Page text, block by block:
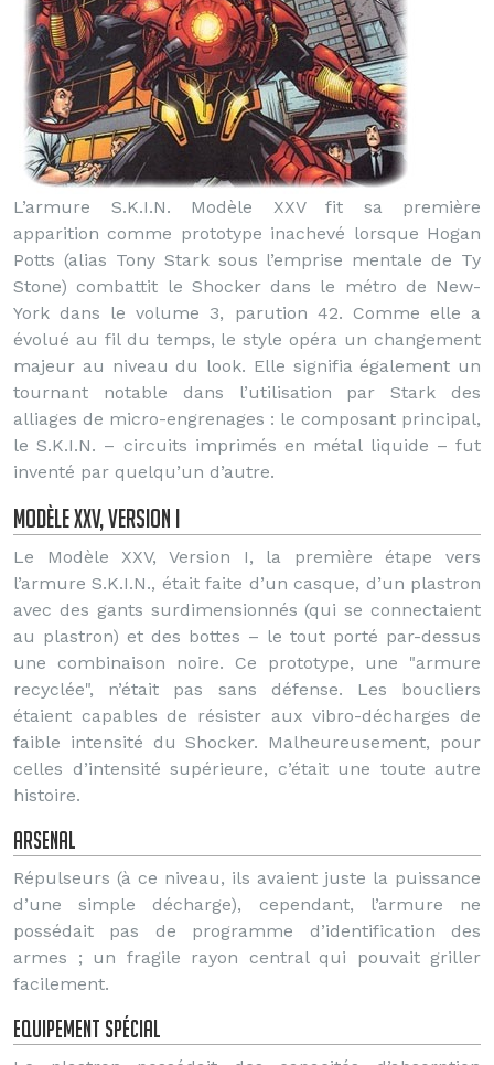
L’armure S.K.I.N. Modèle XXV fit sa première
apparition comme prototype inachevé lorsque Hogan
Potts (alias Tony Stark sous l’emprise mentale de Ty
Stone) combattit le Shocker dans le métro de New-
York dans le volume 3, parution 42. Comme elle a
évolué au fil du temps, le style opéra un changement
majeur au niveau du look. Elle signifia également un
tournant notable dans l’utilisation par Stark des
alliages de micro-engrenages : le composant principal,
le S.K.I.N. – circuits imprimés en métal liquide – fut
inventé par quelqu’un d’autre.
Modèle XXV, Version I
Le Modèle XXV, Version I, la première étape vers
l’armure S.K.I.N., était faite d’un casque, d’un plastron
avec des gants surdimensionnés (qui se connectaient
au plastron) et des bottes – le tout porté par-dessus
une combinaison noire. Ce prototype, une "armure
recyclée", n’était pas sans défense. Les boucliers
étaient capables de résister aux vibro-décharges de
faible intensité du Shocker. Malheureusement, pour
celles d’intensité supérieure, c’était une toute autre
histoire.
Arsenal
Répulseurs (à ce niveau, ils avaient juste la puissance
d’une simple décharge), cependant, l’armure ne
possédait pas de programme d’identification des
armes ; un fragile rayon central qui pouvait griller
facilement.
Equipement spécial